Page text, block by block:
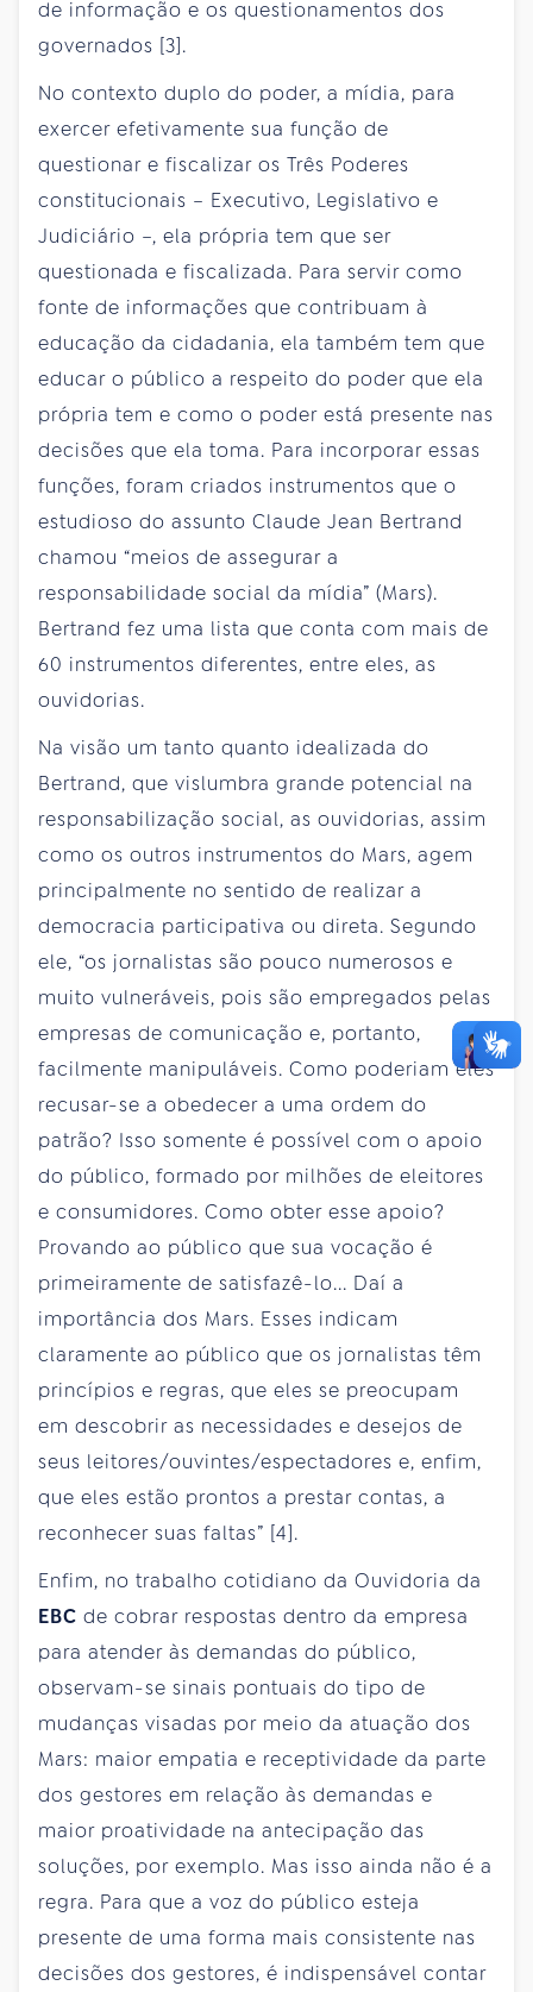
de informação e os questionamentos dos
governados [3].
No contexto duplo do poder, a mídia, para
exercer efetivamente sua função de
questionar e fiscalizar os Três Poderes
constitucionais – Executivo, Legislativo e
Judiciário –, ela própria tem que ser
questionada e fiscalizada. Para servir como
fonte de informações que contribuam à
educação da cidadania, ela também tem que
educar o público a respeito do poder que ela
própria tem e como o poder está presente nas
decisões que ela toma. Para incorporar essas
funções, foram criados instrumentos que o
estudioso do assunto Claude Jean Bertrand
chamou “meios de assegurar a
responsabilidade social da mídia” (Mars).
Bertrand fez uma lista que conta com mais de
60 instrumentos diferentes, entre eles, as
ouvidorias.
Na visão um tanto quanto idealizada do
Bertrand, que vislumbra grande potencial na
responsabilização social, as ouvidorias, assim
como os outros instrumentos do Mars, agem
principalmente no sentido de realizar a
democracia participativa ou direta. Segundo
ele, “os jornalistas são pouco numerosos e
muito vulneráveis, pois são empregados pelas
empresas de comunicação e, portanto,
facilmente manipuláveis. Como poderiam eles
recusar-se a obedecer a uma ordem do
patrão? Isso somente é possível com o apoio
do público, formado por milhões de eleitores
e consumidores. Como obter esse apoio?
Provando ao público que sua vocação é
primeiramente de satisfazê-lo... Daí a
importância dos Mars. Esses indicam
claramente ao público que os jornalistas têm
princípios e regras, que eles se preocupam
em descobrir as necessidades e desejos de
seus leitores/ouvintes/espectadores e, enfim,
que eles estão prontos a prestar contas, a
reconhecer suas faltas” [4].
Enfim, no trabalho cotidiano da Ouvidoria da
EBC de cobrar respostas dentro da empresa
para atender às demandas do público,
observam-se sinais pontuais do tipo de
mudanças visadas por meio da atuação dos
Mars: maior empatia e receptividade da parte
dos gestores em relação às demandas e
maior proatividade na antecipação das
soluções, por exemplo. Mas isso ainda não é a
regra. Para que a voz do público esteja
presente de uma forma mais consistente nas
decisões dos gestores, é indispensável contar